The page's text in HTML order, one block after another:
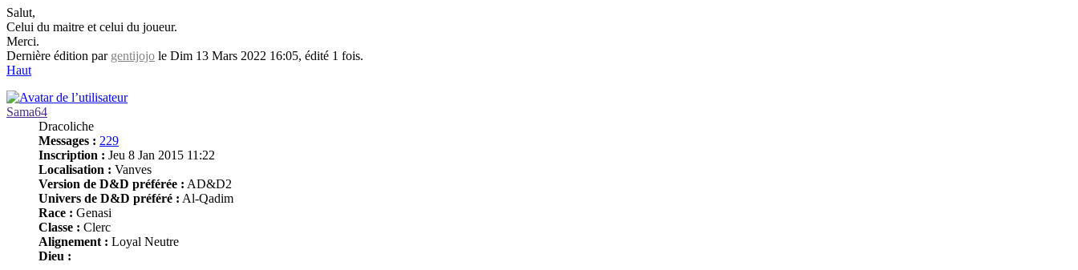
Salut,
Celui du maitre et celui du joueur.
Merci.
Dernière édition par gentijojo le Dim 13 Mars 2022 16:05, édité 1 fois.
Haut
Sama64
Dracoliche
Messages : 229
Inscription : Jeu 8 Jan 2015 11:22
Localisation : Vanves
Version de D&D préférée : AD&D2
Univers de D&D préféré : Al-Qadim
Race : Genasi
Classe : Clerc
Alignement : Loyal Neutre
Dieu :